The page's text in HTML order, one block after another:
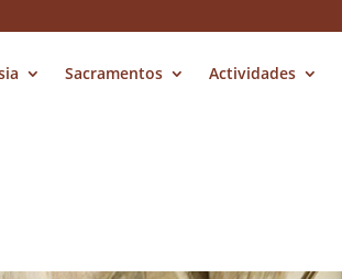
Sacramentos Actividades